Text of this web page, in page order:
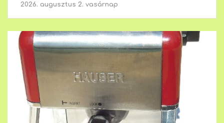
2026. augusztus 2. vasárnap